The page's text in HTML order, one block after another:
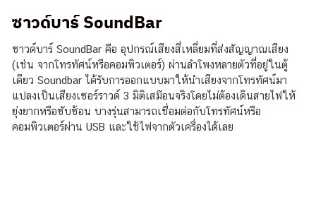
ซาวด์บาร์ SoundBar
ซาวด์บาร์ SoundBar คือ อุปกรณ์เสียงสี่เหลี่ยมที่ส่งสัญญาณเสียง
(เช่น จากโทรทัศน์หรือคอมพิวเตอร์) ผ่านลำโพงหลายตัวที่อยู่ในตู้
เดียว Soundbar ได้รับการออกแบบมาให้นำเสียงจากโทรทัศน์มา
แปลงเป็นเสียงเซอร์ราวด์ 3 มิติเสมือนจริงโดยไม่ต้องเดินสายไฟให้
ยุ่งยากหรือซับซ้อน บางรุ่นสามารถเชื่อมต่อกับโทรทัศน์หรือ
คอมพิวเตอร์ผ่าน USB และใช้ไฟจากตัวเครื่องได้เลย